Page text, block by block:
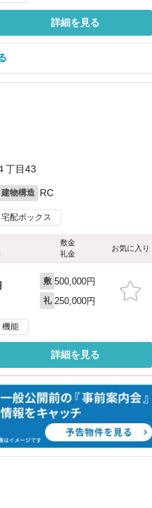
詳細を見る
丁目43
建物構造 RC
宅配ボックス
敷金
礼金
お気に入り
敷 500,000円
礼 250,000円
機能
詳細を見る